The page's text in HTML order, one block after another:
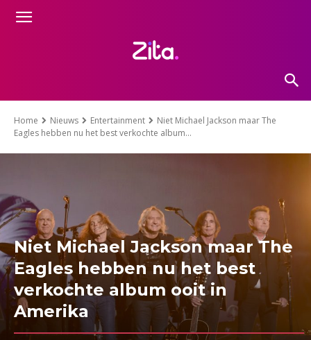
Home Nieuws Entertainment
Niet Michael Jackson maar The
Eagles hebben nu het best verkochte album...
Niet Michael Jackson maar The
Eagles hebben nu het best
verkochte album ooit in
Amerika